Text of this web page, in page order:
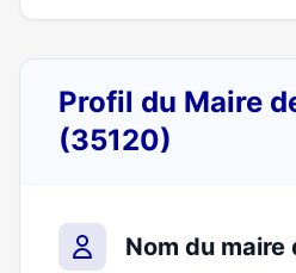
Profil du Maire
(35120)
Nom du maire